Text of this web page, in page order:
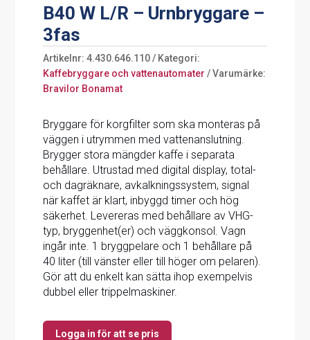
B40 W L/R – Urnbryggare –
3fas
Artikelnr:4.430.646.110
Kategori:
Kaffebryggare och vattenautomater
Varumärke:
Bravilor Bonamat
Bryggare för korgfilter som ska monteras på
väggen i utrymmen med vattenanslutning.
Brygger stora mängder kaffe i separata
behållare. Utrustad med digital display, total-
och dagräknare, avkalkningssystem, signal
när kaffet är klart, inbyggd timer och hög
säkerhet. Levereras med behållare av VHG-
typ, bryggenhet(er) och väggkonsol. Vagn
ingår inte. 1 bryggpelare och 1 behållare på
40 liter (till vänster eller till höger om pelaren).
Gör att du enkelt kan sätta ihop exempelvis
dubbel eller trippelmaskiner.
Logga in för att se pris